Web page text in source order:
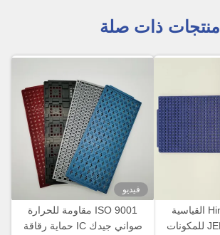
منتجات ذات صلة
علب Hiner Pack القياسية
الملونة JEDEC IC للمكونات
فيديو
ISO 9001 مقاومة للحرارة
صواني جيدك IC حماية رقاقة